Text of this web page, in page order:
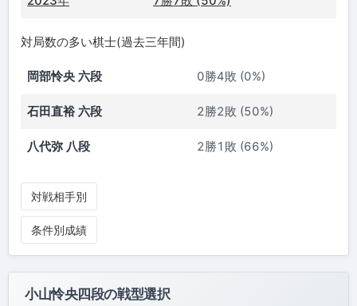
対局数の多い棋士(過去三年間)
岡部怜央 六段 0勝4敗 (0%)
石田直裕 六段 2勝2敗 (50%)
八代弥 八段 2勝1敗 (66%)
対戦相手別
条件別成績
小山怜央四段の戦型選択